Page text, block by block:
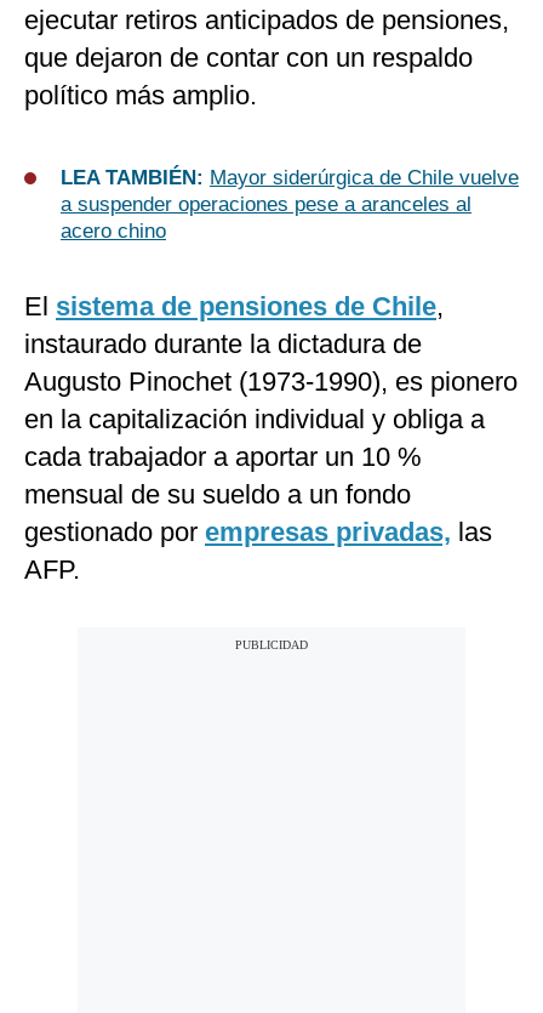
ejecutar retiros anticipados de pensiones,
que dejaron de contar con un respaldo
político más amplio.
LEA TAMBIÉN: Mayor siderúrgica de Chile vuelve
a suspender operaciones pese a aranceles al
acero chino
El sistema de pensiones de Chile,
instaurado durante la dictadura de
Augusto Pinochet (1973-1990), es pionero
en la capitalización individual y obliga a
cada trabajador a aportar un 10 %
mensual de su sueldo a un fondo
gestionado por empresas privadas, las
AFP.